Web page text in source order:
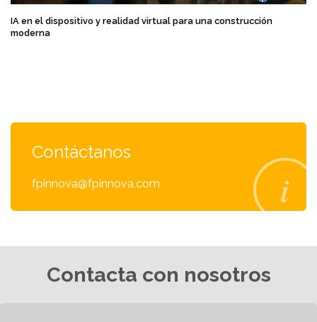
IA en el dispositivo y realidad virtual para una construcción
moderna
Contáctanos
fpinnova@fpinnova.com
Contacta con nosotros